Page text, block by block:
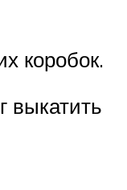
коробок.
выкатить